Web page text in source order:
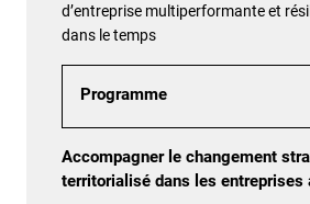
d’entreprise multiperformante et
dans le temps
Programme
Accompagner le changement
territorialisé dans les entreprises